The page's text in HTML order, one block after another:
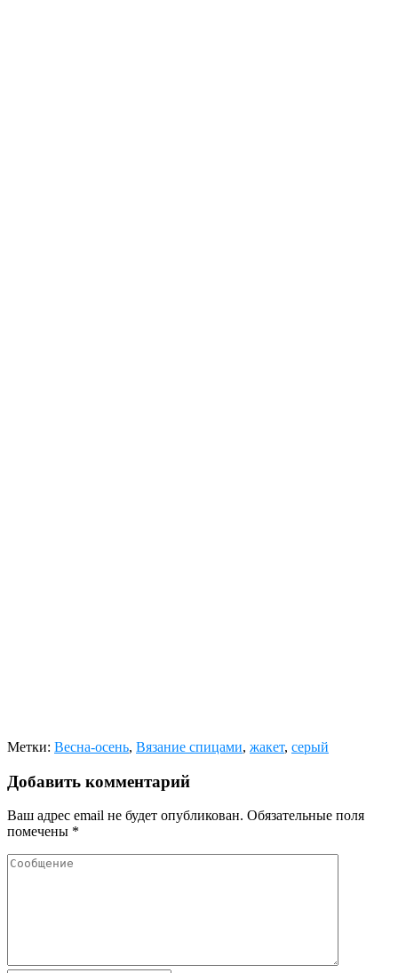
Метки: Весна-осень, Вязание спицами, жакет, серый
Добавить комментарий
Ваш адрес email не будет опубликован. Обязательные поля
помечены *